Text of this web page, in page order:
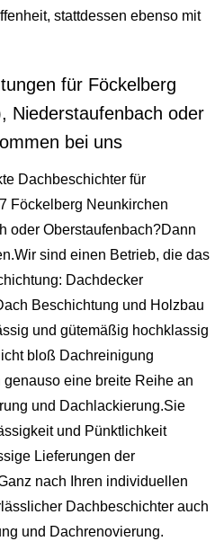
stattdessen ebenso mit
für Föckelberg
Niederstaufenbach oder
bei uns
Dachbeschichter für
Föckelberg Neunkirchen
oder Oberstaufenbach?Dann
sind einen Betrieb, die das
Dachdecker
Beschichtung und Holzbau
und gütemäßig hochklassig
bloß Dachreinigung
eine breite Reihe an
und Dachlackierung.Sie
und Pünktlichkeit
Lieferungen der
nach Ihren individuellen
Dachbeschichter auch
und Dachrenovierung.